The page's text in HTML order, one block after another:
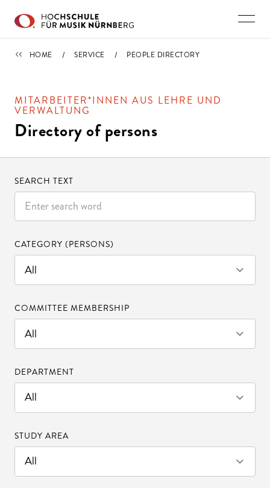
SERVICE
HOME SERVICE PEOPLE DIRECTORY
MITARBEITER*INNEN AUS LEHRE UND
VERWALTUNG
Directory of persons
SEARCH TEXT
CATEGORY (PERSONS)
COMMITTEE MEMBERSHIP
DEPARTMENT
STUDY AREA